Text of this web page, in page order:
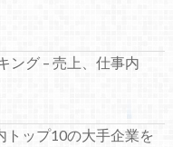
ング – 売上、仕事内
トップ10の大手企業を